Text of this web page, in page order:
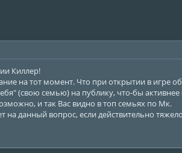
Киллер!
на тот момент. Что при открытии в игре
(свою семью) на публику, что-бы
и так Вас видно в топ семьях по Мк.
на данный вопрос, если действительно